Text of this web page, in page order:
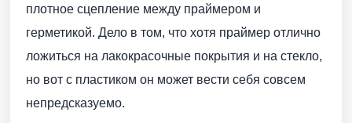
плотное сцепление между праймером и
герметикой. Дело в том, что хотя праймер отлично
ложиться на лакокрасочные покрытия и на стекло,
но вот с пластиком он может вести себя совсем
непредсказуемо.